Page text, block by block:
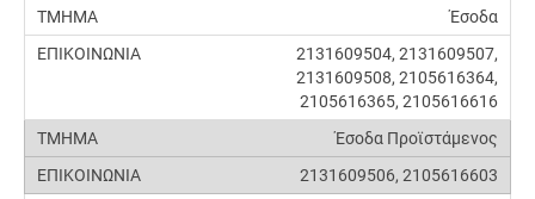
Έσοδα
2131609504, 2131609507,
2131609508, 2105616364,
2105616365, 2105616616
Έσοδα Προϊστάμενος
2131609506, 2105616603